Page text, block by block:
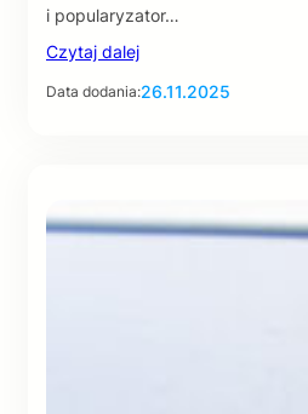
i popularyzator…
Czytaj dalej
Data dodania:26.11.2025